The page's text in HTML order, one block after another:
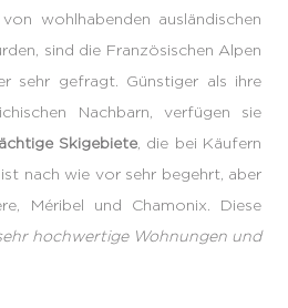
wohlhabenden ausländischen
sind die Französischen Alpen
sehr gefragt. Günstiger als ihre
Nachbarn, verfügen sie
Skigebiete , die bei Käufern
nach wie vor sehr begehrt, aber
Méribel und Chamonix. Diese
hochwertige Wohnungen und